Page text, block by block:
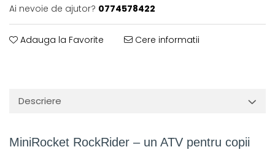
Ai nevoie de ajutor? 0774578422
Adauga la Favorite Cere informatii
Descriere
MiniRocket RockRider – un ATV pentru copii